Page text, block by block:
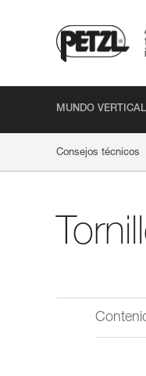
MUNDO VERTICAL
Consejos técnicos